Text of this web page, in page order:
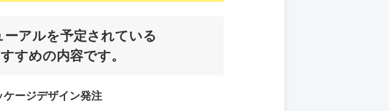
アルを予定されている
すめの内容です。
ージデザイン発注